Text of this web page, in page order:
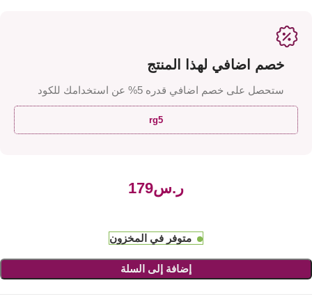
خصم اضافي لهذا المنتج
ستحصل على خصم اضافي قدره 5% عن استخدامك للكود
rg5
ر.س
متوفر في المخزون
إضافة إلى السلة